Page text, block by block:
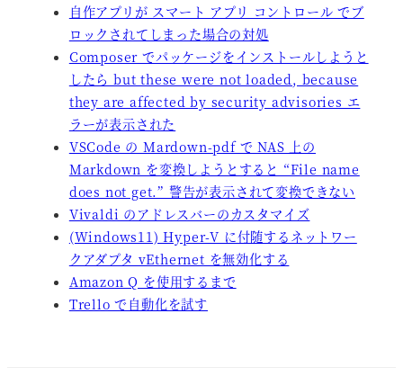
自作アプリが スマート アプリ コントロール でブ
ロックされてしまった場合の対処
Composer でパッケージをインストールしようと
したら but these were not loaded, because
they are affected by security advisories エ
ラーが表示された
VSCode の Mardown-pdf で NAS 上の
Markdown を変換しようとすると “File name
does not get.” 警告が表示されて変換できない
Vivaldi のアドレスバーのカスタマイズ
(Windows11) Hyper-V に付随するネットワー
クアダプタ vEthernet を無効化する
Amazon Q を使用するまで
Trello で自動化を試す